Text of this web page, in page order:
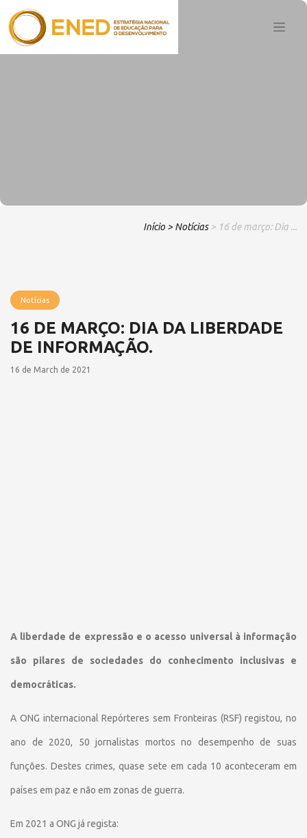
Início > Notícias > 16 de março: Dia ...
Notícias
16 DE MARÇO: DIA DA LIBERDADE
DE INFORMAÇÃO.
16 de March de 2021
A liberdade de expressão e o acesso universal à informação
são pilares de sociedades do conhecimento inclusivas e
democráticas.
A ONG internacional Repórteres sem Fronteiras (RSF) registou, no
ano de 2020, 50 jornalistas mortos no desempenho de suas
funções. Destes crimes, quase sete em cada 10 aconteceram em
países em paz e não em zonas de guerra.
Em 2021 a ONG já regista: